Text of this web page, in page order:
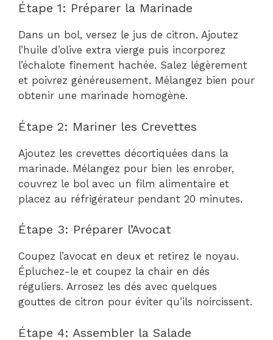
Étape 1: Préparer la Marinade
Dans un bol, versez le jus de citron. Ajoutez
l’huile d’olive extra vierge puis incorporez
l’échalote finement hachée. Salez légèrement
et poivrez généreusement. Mélangez bien pour
obtenir une marinade homogène.
Étape 2: Mariner les Crevettes
Ajoutez les crevettes décortiquées dans la
marinade. Mélangez pour bien les enrober,
couvrez le bol avec un film alimentaire et
placez au réfrigérateur pendant 20 minutes.
Étape 3: Préparer l’Avocat
Coupez l’avocat en deux et retirez le noyau.
Épluchez-le et coupez la chair en dés
réguliers. Arrosez les dés avec quelques
gouttes de citron pour éviter qu’ils noircissent.
Étape 4: Assembler la Salade